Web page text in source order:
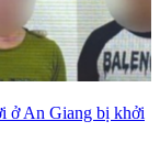
ở An Giang bị khởi